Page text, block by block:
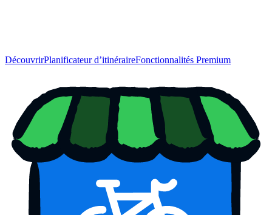
DécouvrirPlanificateur d’itinéraireFonctionnalités Premium